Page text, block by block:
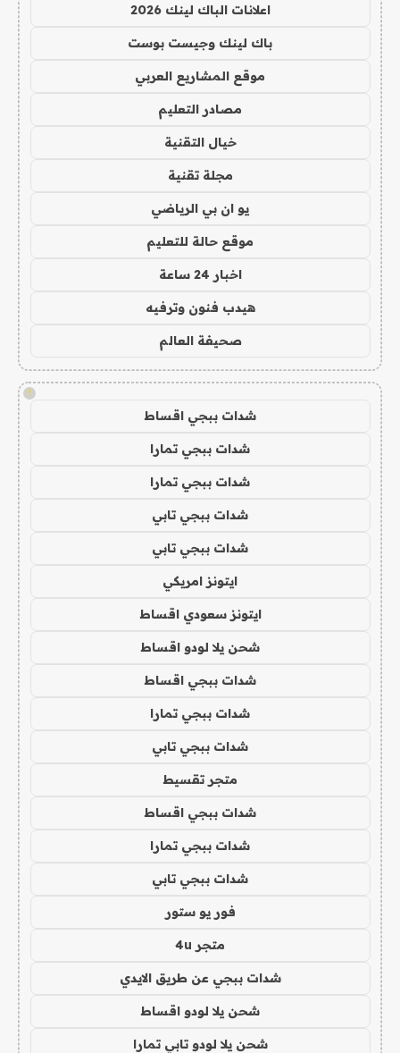
اعلانات الباك لينك 2026
باك لينك وجيست بوست
موقع المشاريع العربي
مصادر التعليم
خيال التقنية
مجلة تقنية
يو ان بي الرياضي
موقع حالة للتعليم
اخبار 24 ساعة
هيدب فنون وترفيه
صحيفة العالم
!
شدات ببجي اقساط
شدات ببجي تمارا
شدات ببجي تمارا
شدات ببجي تابي
شدات ببجي تابي
ايتونز امريكي
ايتونز سعودي اقساط
شحن يلا لودو اقساط
شدات ببجي اقساط
شدات ببجي تمارا
شدات ببجي تابي
متجر تقسيط
شدات ببجي اقساط
شدات ببجي تمارا
شدات ببجي تابي
فور يو ستور
متجر 4u
شدات ببجي عن طريق الايدي
شحن يلا لودو اقساط
شحن يلا لودو تابي تمارا